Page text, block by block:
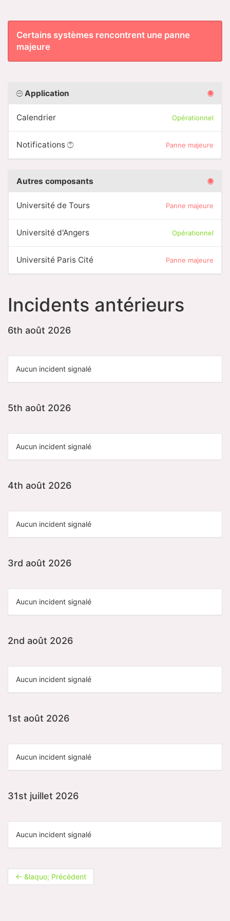
Certains systèmes rencontrent une panne
majeure
Application
Calendrier Opérationnel
Notifications Panne majeure
Autres composants
Université de Tours Panne majeure
Université d'Angers Opérationnel
Université Paris Cité Panne majeure
Incidents antérieurs
6th août 2026
Aucun incident signalé
5th août 2026
Aucun incident signalé
4th août 2026
Aucun incident signalé
3rd août 2026
Aucun incident signalé
2nd août 2026
Aucun incident signalé
1st août 2026
Aucun incident signalé
31st juillet 2026
Aucun incident signalé
← &laquo; Précédent